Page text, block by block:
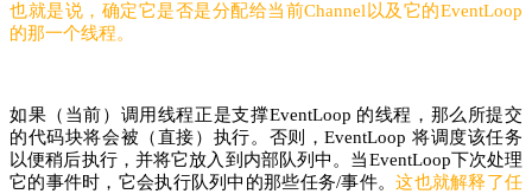
也就是说，确定它是否是分配给当前Channel以及它的EventLoop
的那一个线程。
如果（当前）调用线程正是支撑EventLoop 的线程，那么所提交
的代码块将会被（直接）执行。否则，EventLoop 将调度该任务
以便稍后执行，并将它放入到内部队列中。当EventLoop下次处理
它的事件时，它会执行队列中的那些任务/事件。这也就解释了任